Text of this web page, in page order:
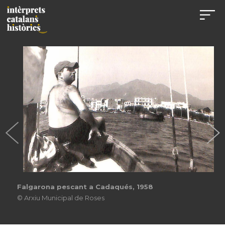
Falgarona pescant a Cadaqués, 1958
© Arxiu Municipal de Roses